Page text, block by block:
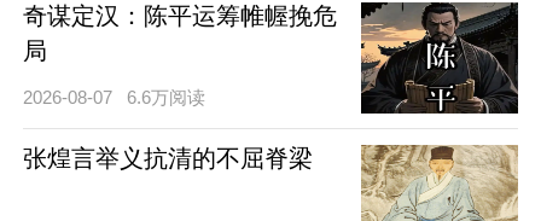
奇谋定汉：陈平运筹帷幄挽危
局
2026-08-07 6.6万阅读
张煌言举义抗清的不屈脊梁